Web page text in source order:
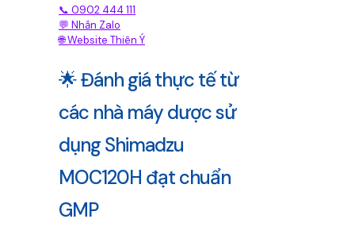
📞 0902 444 111
💬 Nhắn Zalo
🌐 Website Thiên Ý
🌟 Đánh giá thực tế từ
các nhà máy dược sử
dụng Shimadzu
MOC120H đạt chuẩn
GMP